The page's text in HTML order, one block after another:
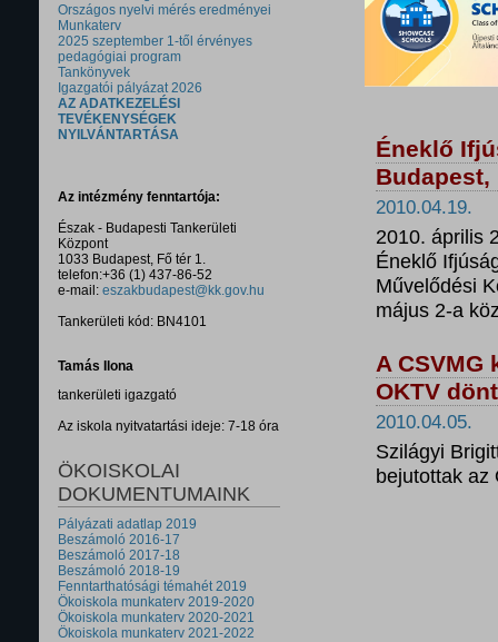
Országos nyelvi mérés eredményei
Munkaterv
2025 szeptember 1-től érvényes
pedagógiai program
Tankönyvek
Igazgatói pályázat 2026
AZ ADATKEZELÉSI
TEVÉKENYSÉGEK
NYILVÁNTARTÁSA
Az intézmény fenntartója:
Észak - Budapesti Tankerületi
Központ
1033 Budapest, Fő tér 1.
telefon:+36 (1) 437-86-52
e-mail: eszakbudapest@kk.gov.hu
Tankerületi kód: BN4101
Tamás Ilona
tankerületi igazgató
Az iskola nyitvatartási ideje: 7-18 óra
ÖKOISKOLAI
DOKUMENTUMAINK
Pályázati adatlap 2019
Beszámoló 2016-17
Beszámoló 2017-18
Beszámoló 2018-19
Fenntarthatósági témahét 2019
Ökoiskola munkaterv 2019-2020
Ökoiskola munkaterv 2020-2021
Ökoiskola munkaterv 2021-2022
Éneklő
2010.04.19.
2010. április
Éneklő
Művelődési
május 2-a
A
OKTV
2010.04.05.
Szilágyi
bejutottak az